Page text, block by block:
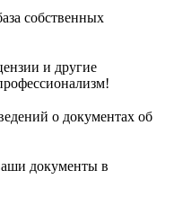
собственных
и другие
о документах об
документы в